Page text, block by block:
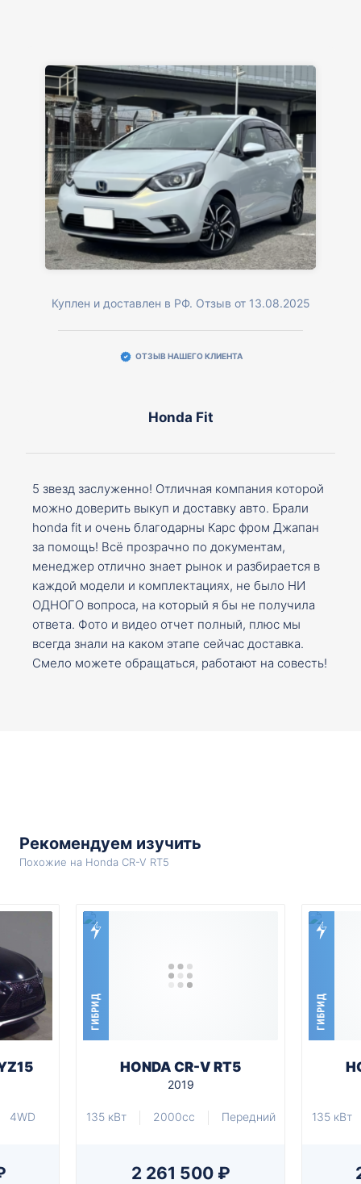
Куплен и доставлен в РФ. Отзыв от 13.08.2025
ОТЗЫВ НАШЕГО КЛИЕНТА
Honda Fit
5 звезд заслуженно! Отличная компания которой
можно доверить выкуп и доставку авто. Брали
honda fit и очень благодарны Карс фром Джапан
за помощь! Всё прозрачно по документам,
менеджер отлично знает рынок и разбирается в
каждой модели и комплектациях, не было НИ
ОДНОГО вопроса, на который я бы не получила
ответа. Фото и видео отчет полный, плюс мы
всегда знали на каком этапе сейчас доставка.
Смело можете обращаться, работают на совесть!
Рекомендуем изучить
Похожие на Honda CR-V RT5
4WD
ГИБРИД
HONDA CR-V RT5
2019
135 кВт 2000cc Передний
2 261 500 ₽
ГИБРИД
135 кВт